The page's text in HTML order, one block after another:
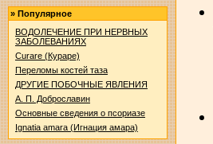
» Популярное
ВОДОЛЕЧЕНИЕ ПРИ НЕРВНЫХ
ЗАБОЛЕВАНИЯХ
Curare (Кураре)
Переломы костей таза
ДРУГИЕ ПОБОЧНЫЕ ЯВЛЕНИЯ
А. П. Доброславин
Основные сведения о псориазе
Ignatia amara (Игнация амара)